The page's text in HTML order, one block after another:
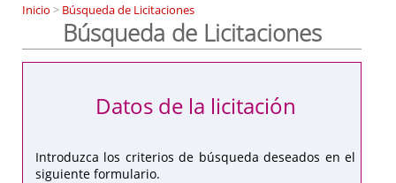
Inicio > Búsqueda de Licitaciones
Búsqueda de Licitaciones
Introduzca los criterios de búsqueda deseados en el
siguiente formulario.
Datos de la licitación